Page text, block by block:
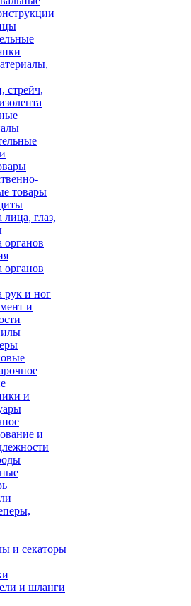
стрейч,
товары
лица, глаз,
органов
органов
рук и ног
и
и
и
и секаторы
и шланги